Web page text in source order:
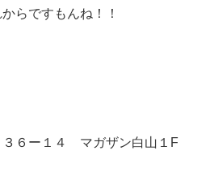
らですもんね！！
３６ー１４ マガザン白山１F